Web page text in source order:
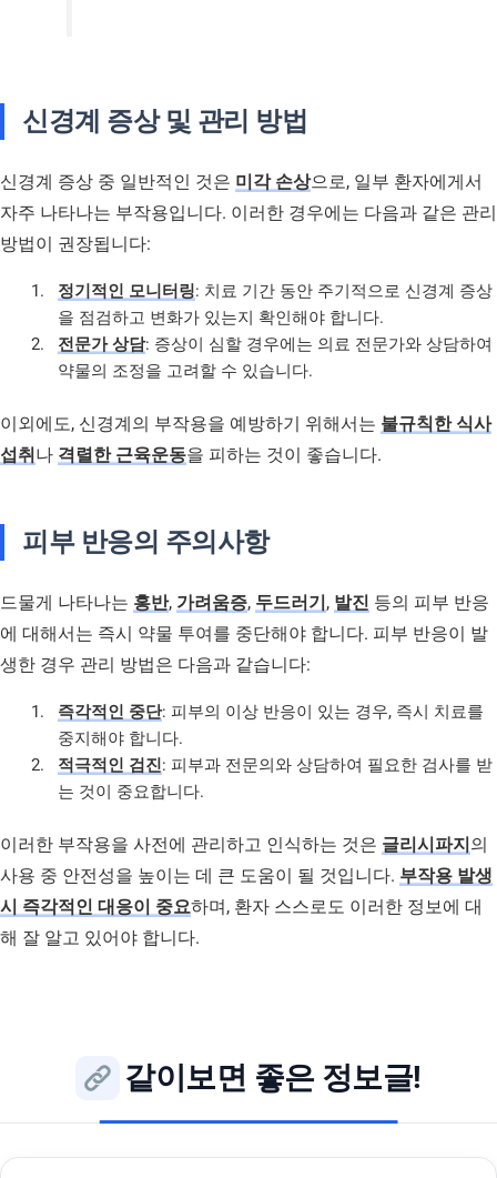
신경계 증상 및 관리 방법
신경계 증상 중 일반적인 것은 미각 손상으로, 일부 환자에게서
자주 나타나는 부작용입니다. 이러한 경우에는 다음과 같은 관리
방법이 권장됩니다:
정기적인 모니터링: 치료 기간 동안 주기적으로 신경계 증상
을 점검하고 변화가 있는지 확인해야 합니다.
전문가 상담: 증상이 심할 경우에는 의료 전문가와 상담하여
약물의 조정을 고려할 수 있습니다.
이외에도, 신경계의 부작용을 예방하기 위해서는 불규칙한 식사
섭취 나 격렬한 근육운동을 피하는 것이 좋습니다.
피부 반응의 주의사항
드물게 나타나는 홍반, 가려움증, 두드러기 , 발진 등의 피부 반응
에 대해서는 즉시 약물 투여를 중단해야 합니다. 피부 반응이 발
생한 경우 관리 방법은 다음과 같습니다:
즉각적인 중단: 피부의 이상 반응이 있는 경우, 즉시 치료를
중지해야 합니다.
적극적인 검진: 피부과 전문의와 상담하여 필요한 검사를 받
는 것이 중요합니다.
이러한 부작용을 사전에 관리하고 인식하는 것은 글리시파지 의
사용 중 안전성을 높이는 데 큰 도움이 될 것입니다. 부작용 발생
시 즉각적인 대응이 중요하며, 환자 스스로도 이러한 정보에 대
해 잘 알고 있어야 합니다.
같이보면 좋은 정보글!